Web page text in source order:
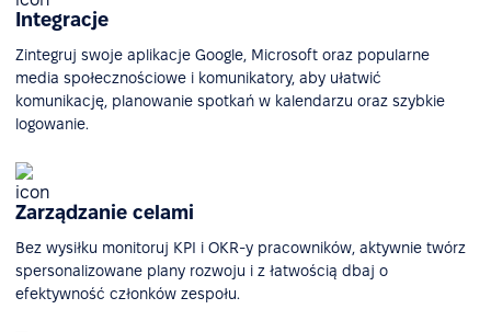
Integracje
Zintegruj swoje aplikacje Google, Microsoft oraz popularne
media społecznościowe i komunikatory, aby ułatwić
komunikację, planowanie spotkań w kalendarzu oraz szybkie
logowanie.
Zarządzanie celami
Bez wysiłku monitoruj KPI i OKR-y pracowników, aktywnie twórz
spersonalizowane plany rozwoju i z łatwością dbaj o
efektywność członków zespołu.